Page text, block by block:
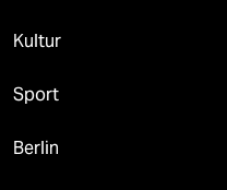
Kultur
Sport
Berlin